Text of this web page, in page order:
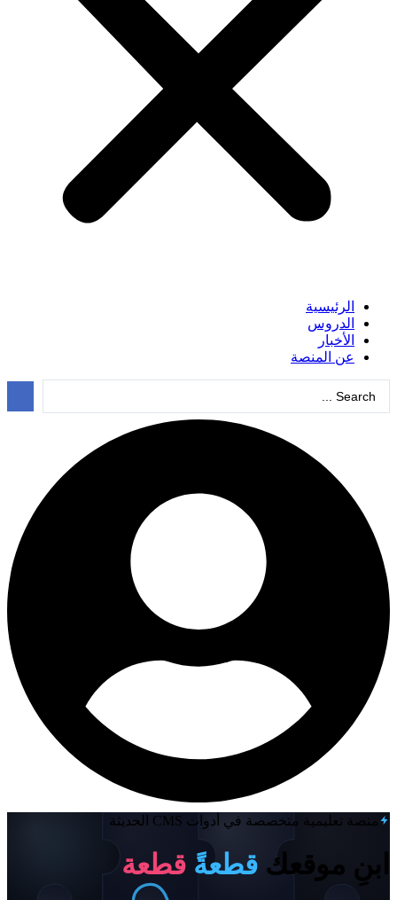
الرئيسية
الدروس
الأخبار
عن المنصة
منصة تعليمية متخصصة في أدوات CMS الحديثة
ابنِ موقعك قطعةً قطعة